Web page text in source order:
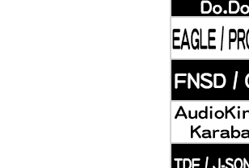
2019-11-20 Klipsch